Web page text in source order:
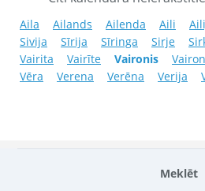
Meklēt
Aila Ailands Ailenda Aili
Sivija
Sīrija Sīringa Sirje
Vairita
Vairīte Vaironis
Vēra
Verena Verēna Verija